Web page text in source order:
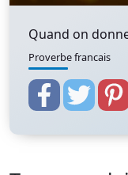
Quand on
Proverbe francais